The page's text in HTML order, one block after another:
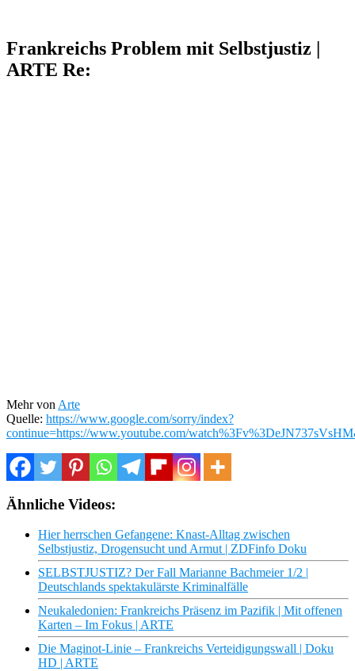
Frankreichs Problem mit Selbstjustiz |
ARTE Re:
Mehr von Arte
Quelle: https://www.google.com/sorry/index?
continue=https://www.youtube.com/
Ähnliche Videos:
Hier herrschen Gefangene: Knast-Alltag zwischen
Selbstjustiz, Drogensucht und Armut | ZDFinfo Doku
SELBSTJUSTIZ? Der Fall Marianne Bachmeier 1/2 |
Deutschlands spektakulärste Kriminalfälle
Neukaledonien: Frankreichs Präsenz im Pazifik | Mit offenen
Karten – Im Fokus | ARTE
Die Maginot-Linie – Frankreichs Verteidigungswall | Doku
HD | ARTE